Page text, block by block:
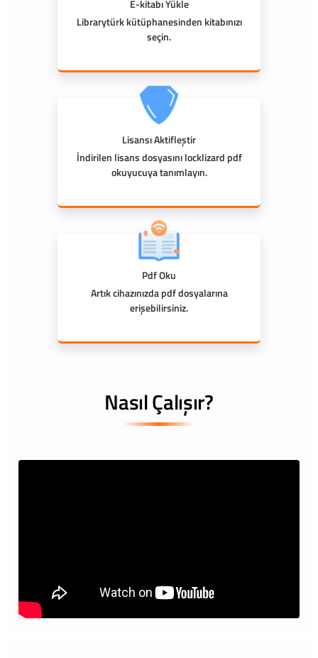
E-kitabı Yükle
Librarytürk kütüphanesinden kitabınızı
seçin.
Lisansı Aktifleştir
İndirilen lisans dosyasını locklizard pdf
okuyucuya tanımlayın.
Pdf Oku
Artık cihazınızda pdf dosyalarına
erişebilirsiniz.
Nasıl Çalışır?